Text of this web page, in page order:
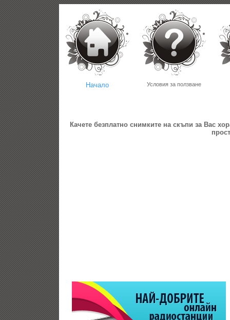
Начало Условия за ползване
Качете безплатно снимкитена скъпи за Вас